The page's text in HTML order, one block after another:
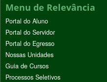
Menu de Relevância
Portal do Aluno
Portal do Servidor
Portal do Egresso
Nossas Unidades
Guia de Cursos
Processos Seletivos